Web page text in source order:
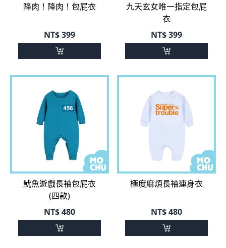
降肉！降肉！包屁衣
NT$399
九天玄女唯一指定包屁
衣
NT$399
魷魚遊戲長袖包屁衣
(四款)
NT$480
極度麻煩長袖連身衣
NT$480